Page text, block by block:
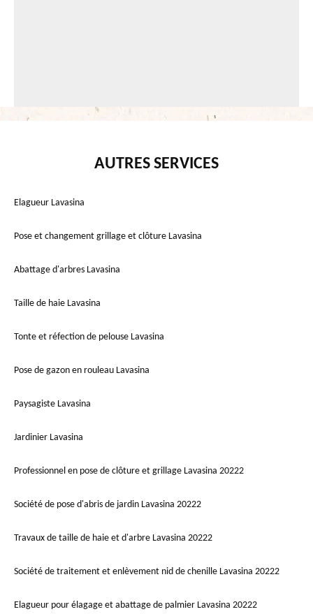
AUTRES SERVICES
Elagueur Lavasina
Pose et changement grillage et clôture Lavasina
Abattage d'arbres Lavasina
Taille de haie Lavasina
Tonte et réfection de pelouse Lavasina
Pose de gazon en rouleau Lavasina
Paysagiste Lavasina
Jardinier Lavasina
Professionnel en pose de clôture et grillage Lavasina 20222
Société de pose d'abris de jardin Lavasina 20222
Travaux de taille de haie et d'arbre Lavasina 20222
Société de traitement et enlèvement nid de chenille Lavasina 20222
Elagueur pour élagage et abattage de palmier Lavasina 20222